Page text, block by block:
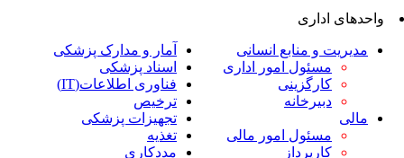
واحدهای اداری
مدیریت و منابع انسانی
مسئول امور اداری
کارگزینی
دبیرخانه
مالی
مسئول امور مالی
کارپرداز
آمار و مدارک پزشکی
اسناد پزشکی
فناوری اطلاعات(IT)
ترخیص
تجهیزات پزشکی
تغذیه
مددکاری